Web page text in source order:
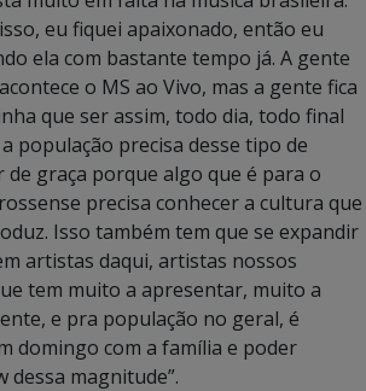
eu fiquei apaixonado, então eu
ela com bastante tempo já. A gente
o MS ao Vivo, mas a gente fica
que ser assim, todo dia, todo final
população precisa desse tipo de
de graça porque algo que é para o
precisa conhecer a cultura que
Isso também tem que se expandir
artistas daqui, artistas nossos
tem muito a apresentar, muito a
e pra população no geral, é
domingo com a família e poder
dessa magnitude”.